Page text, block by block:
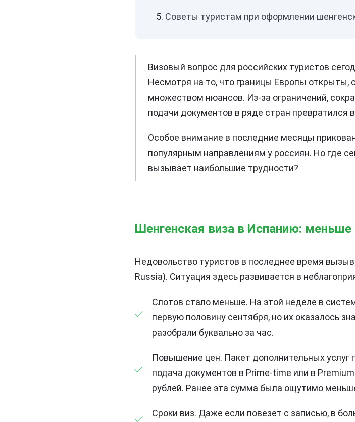
Советы туристам при оформлении
Визовый вопрос для российских туристов
Несмотря на то, что границы Европы открыты,
множеством нюансов. Из-за ограничений,
подачи документов в ряде стран превратился
Особое внимание в последние месяцы
популярным направлениям у россиян. Но где
вызывает наибольшие трудности?
Шенгенская виза в Испанию: меньше
Недовольство туристов в последнее время
Russia). Ситуация здесь развивается в
Слотов стало меньше. На этой неделе в
первую половину сентября, но их оказалось
разобрали буквально за час.
Повышение цен. Пакет дополнительных услуг
подача документов в Prime-time или в
рублей. Ранее эта сумма была ощутимо
Сроки виз. Даже если повезет с записью, в